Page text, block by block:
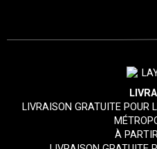
LIVRAISON GRATUITE POUR
À